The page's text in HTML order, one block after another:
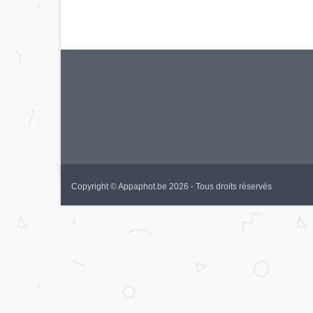
Copyright © Appaphot.be 2026 - Tous droits réservés